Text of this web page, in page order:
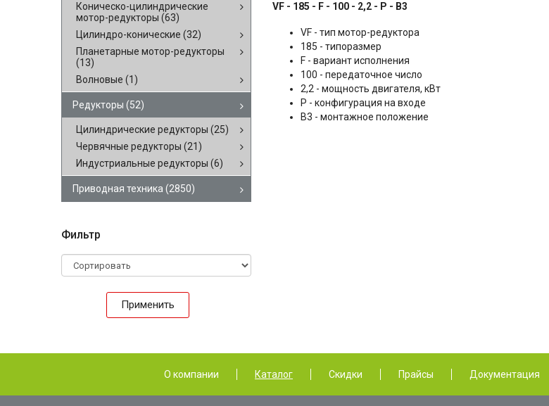
Коническо-цилиндрические
мотор-редукторы (63)
Цилиндро-конические (32)
Планетарные мотор-редукторы
(13)
Волновые (1)
Редукторы (52)
Цилиндрические редукторы (25)
Червячные редукторы (21)
Индустриальные редукторы (6)
Приводная техника (2850)
Фильтр
Применить
VF - 185 - F - 100 - 2,2 - P - B3
VF - тип мотор-редуктора
185 - типоразмер
F - вариант исполнения
100 - передаточное число
2,2 - мощность двигателя, кВт
P - конфигурация на входе
B3 - монтажное положение
О компании Каталог Скидки Прайсы Документация